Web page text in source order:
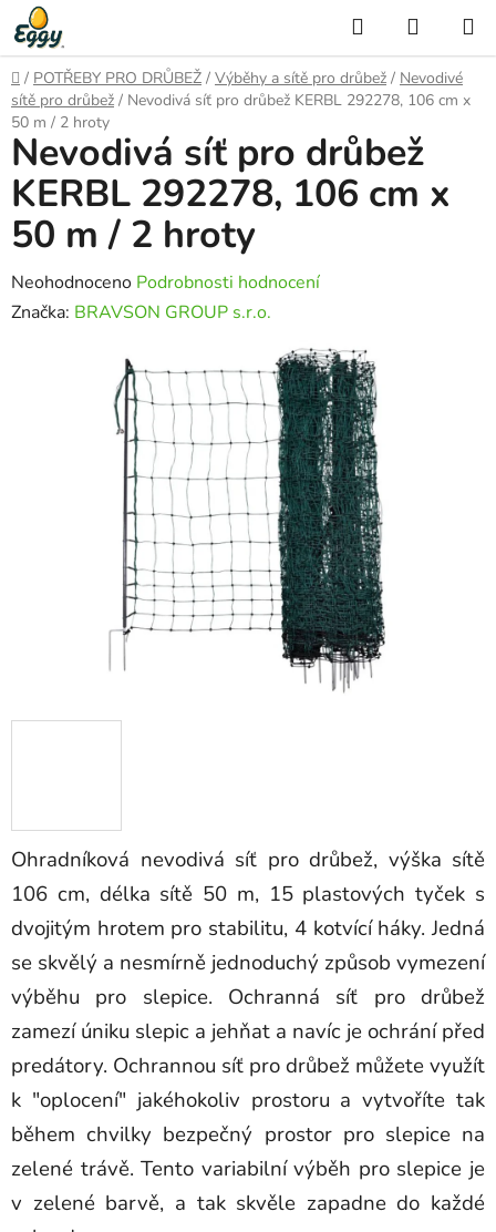
Přejít
na
obsah
Hledat
KOŠÍK
Domů
/ POTŘEBY PRO DRŮBEŽ / Výběhy a sítě pro drůbež / Nevodivé
sítě pro drůbež / Nevodivá síť pro drůbež KERBL 292278, 106 cm x
50 m / 2 hroty
Ohradníková nevodivá síť pro drůbež, výška sítě
106 cm, délka sítě 50 m, 15 plastových tyček s
dvojitým hrotem pro stabilitu, 4 kotvící háky. Jedná
se skvělý a nesmírně jednoduchý způsob vymezení
výběhu pro slepice. Ochranná síť pro drůbež
zamezí úniku slepic a jehňat a navíc je ochrání před
predátory. Ochrannou síť pro drůbež můžete využít
k "oplocení" jakéhokoliv prostoru a vytvoříte tak
během chvilky bezpečný prostor pro slepice na
zelené trávě. Tento variabilní výběh pro slepice je
v zelené barvě, a tak skvěle zapadne do každé
Nevodivá síť pro drůbež
KERBL 292278, 106 cm x
50 m / 2 hroty
Průměrné
hodnocení
Neohodnoceno Podrobnosti hodnocení
Značka: BRAVSON GROUP s.r.o.